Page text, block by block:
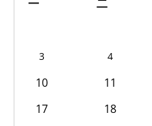
一
二
3 4
10 11
17
18